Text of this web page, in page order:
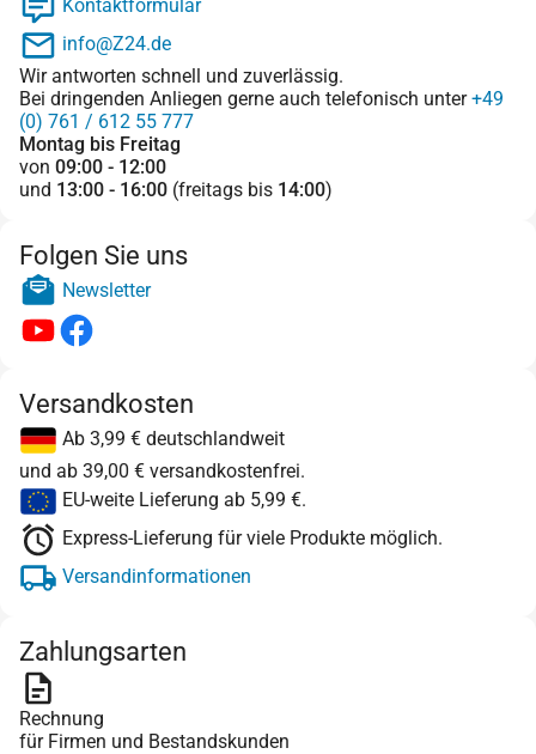
Kontaktformular
info@Z24.de
Wir antworten schnell und zuverlässig.
Bei dringenden Anliegen gerne auch telefonisch unter+49
(0) 761 / 612 55 777
Montag bis Freitag
von 09:00 - 12:00
und 13:00 - 16:00 (freitags bis 14:00)
Folgen Sie uns
Newsletter
Versandkosten
Ab 3,99 € deutschlandweit
und ab 39,00 € versandkostenfrei.
EU-weite Lieferung ab 5,99 €.
Express-Lieferung für viele Produkte möglich.
Versandinformationen
Zahlungsarten
Rechnung
für Firmen und Bestandskunden